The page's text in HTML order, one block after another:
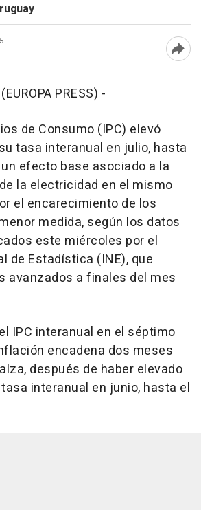
PRESS) -
de Consumo (IPC) elevó
tasa interanual en julio, hasta
un efecto base asociado a la
la electricidad en el mismo
el encarecimiento de los
medida, según los datos
este miércoles por el
de Estadística (INE), que
avanzados a finales del mes
IPC interanual en el séptimo
encadena dos meses
después de haber elevado
interanual en junio, hasta el